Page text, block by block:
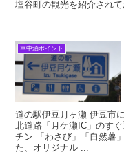
塩谷町の観光を紹介され
車中泊ポイント
道の駅伊豆月ヶ瀬 伊豆市
北道路「月ケ瀬IC」のす
チン 「わさび」「自然薯
た、オリジナル ...